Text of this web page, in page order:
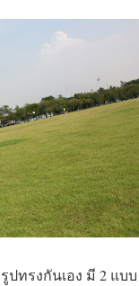
ปทรงกันเอง มี 2 แ